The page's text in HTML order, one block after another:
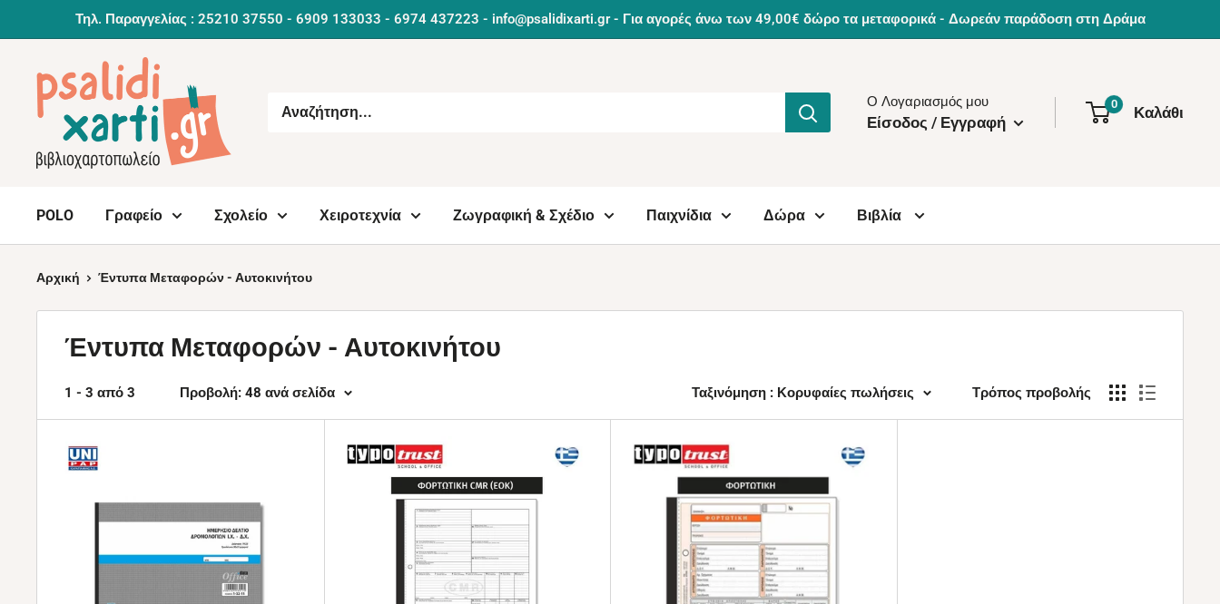
Τηλ. Παραγγελίας : 25210 37550 - 6909 133033 - 6974 437223 - info@psalidixarti.gr - Για αγορές άνω των 49,00€ δώρο τα μεταφορικά - Δωρεάν παράδοση στη Δράμα
Ο Λογαριασμός μου
Είσοδος / Εγγραφή
0 Καλάθι
POLO Γραφείο Σχολείο Χειροτεχνία Ζωγραφική & Σχέδιο Παιχνίδια Δώρα Βιβλία
Αρχική Έντυπα Μεταφορών - Αυτοκινήτου
Έντυπα Μεταφορών - Αυτοκινήτου
1 - 3 από 3 Προβολή: 48 ανά σελίδα Ταξινόμηση : Κορυφαίες πωλήσεις Τρόπος προβολής